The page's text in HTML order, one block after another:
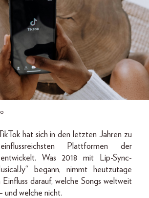
hat sich in den letzten Jahren zu
Plattformen der
entwickelt. Was 2018 mit Lip-Sync-
begann, nimmt heutzutage
Einfluss darauf, welche Songs weltweit
und welche nicht.